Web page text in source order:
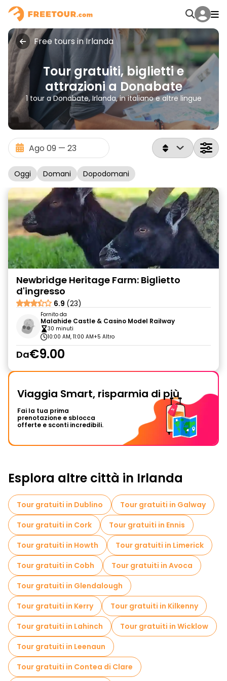
Free tours in Irlanda
Tour gratuiti, biglietti e
attrazioni a Donabate
1 tour a Donabate, Irlanda, in italiano e altre lingue
Oggi Domani Dopodomani
Newbridge Heritage Farm: Biglietto
d'ingresso
6.9 (23)
Fornito da
Malahide Castle & Casino Model Railway
30 minuti
10:00 AM, 11:00 AM+5 Altro
Da€9.00
Viaggia Smart, risparmia di più
Fai la tua prima
prenotazione e sblocca
offerte e sconti incredibili.
Esplora altre città in Irlanda
Tour gratuiti in Dublino
Tour gratuiti in Galway
Tour gratuiti in Cork
Tour gratuiti in Ennis
Tour gratuiti in Howth
Tour gratuiti in Limerick
Tour gratuiti in Cobh
Tour gratuiti in Avoca
Tour gratuiti in Glendalough
Tour gratuiti in Kerry
Tour gratuiti in Kilkenny
Tour gratuiti in Lahinch
Tour gratuiti in Wicklow
Tour gratuiti in Leenaun
Tour gratuiti in Contea di Clare